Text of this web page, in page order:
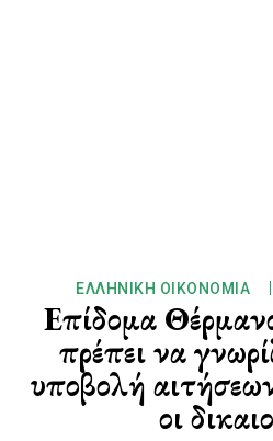
ΕΛΛΗΝΙΚΉ ΟΙΚΟΝΟΜΊΑ
Επίδομα
πρέπει να
υποβολή
οι